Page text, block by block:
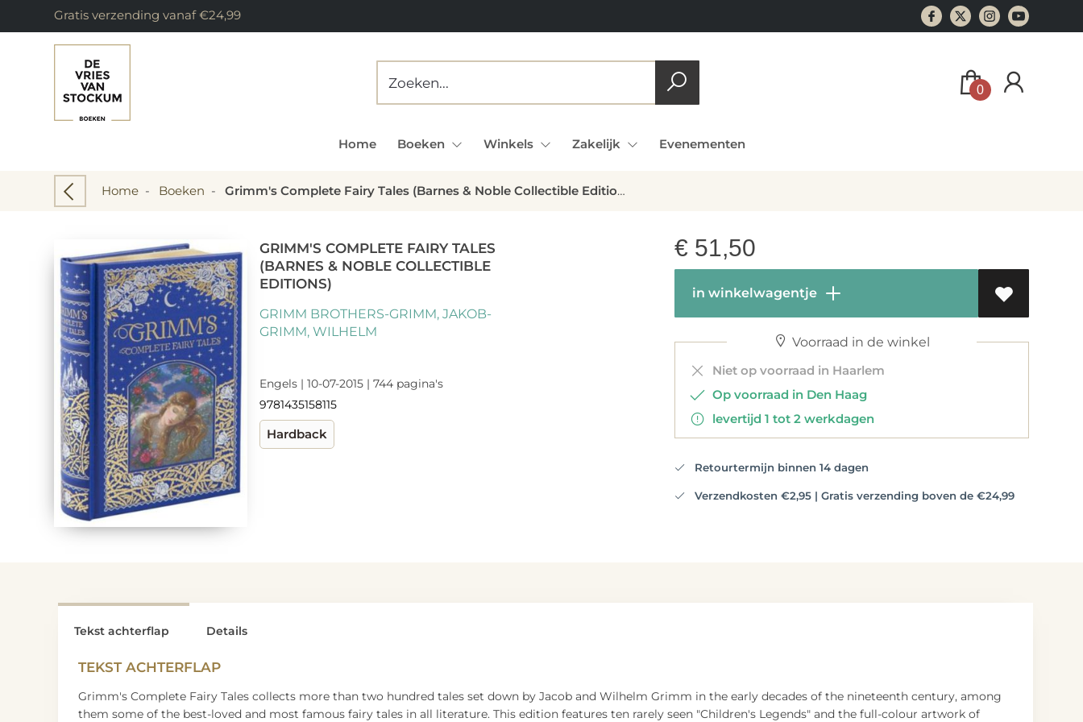
Gratis verzending vanaf €24,99
0
Home Boeken Winkels Zakelijk Evenementen
Home - Boeken - Grimm's Complete Fairy Tales (Barnes & Noble Collectible Editions)
GRIMM'S COMPLETE FAIRY TALES
(BARNES & NOBLE COLLECTIBLE
EDITIONS)
GRIMM BROTHERS-GRIMM, JAKOB-
GRIMM, WILHELM
Engels | 10-07-2015 | 744 pagina's
9781435158115
Hardback
€ 51,50
in winkelwagentje
Voorraad in de winkel
Niet op voorraad in Haarlem
Op voorraad in Den Haag
levertijd 1 tot 2 werkdagen
Retourtermijn binnen 14 dagen
Verzendkosten €2,95 | Gratis verzending boven de €24,99
Tekst achterflap
TEKST ACHTERFLAP
Grimm's Complete Fairy Tales collects more than two hundred tales set down by Jacob and Wilhelm Grimm in the early decades of the nineteenth century, among
them some of the best-loved and most famous fairy tales in all literature. This edition features ten rarely seen "Children's Legends" and the full-colour artwork of
Details